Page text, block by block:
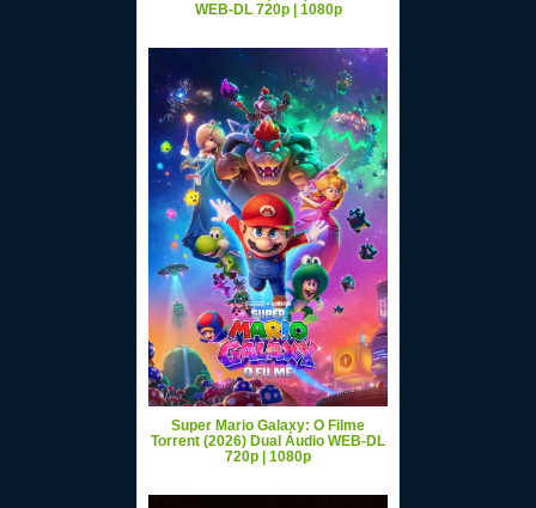
WEB-DL 720p | 1080p
Super Mario Galaxy: O Filme
Torrent (2026) Dual Áudio WEB-DL
720p | 1080p